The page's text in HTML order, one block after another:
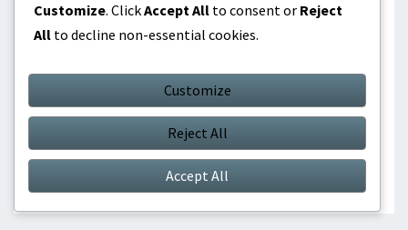
Save my name, email, and website in this
Customize. ClickAccept All to consent or Reject
All to decline non-essential cookies.
Customize
Reject All
Accept All